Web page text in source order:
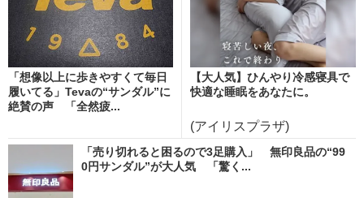
「想像以上に歩きやすくて毎日
履いてる」Tevaの“サンダル”に
絶賛の声 「全然疲...
【大人気】ひんやり冷感寝具で
快適な睡眠をあなたに。
(アイリスプラザ)
「売り切れると困るので3足購入」 無印良品の“99
0円サンダル”が大人気 「驚く...